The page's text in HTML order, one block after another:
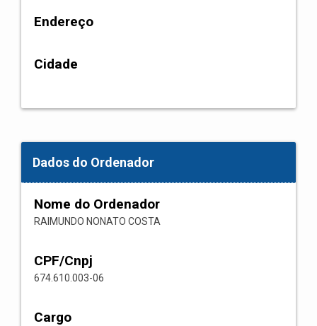
Endereço
Cidade
Dados do Ordenador
Nome do Ordenador
RAIMUNDO NONATO COSTA
CPF/Cnpj
674.610.003-06
Cargo